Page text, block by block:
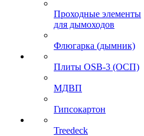
Проходные элементы
для дымоходов
Флюгарка (дымник)
Плиты OSB-3 (ОСП)
МДВП
Гипсокартон
Treedeck